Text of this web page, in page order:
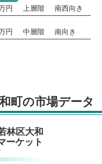
円 上層階 南西向き
円 中層階 南向き
町の市場データ
林区大和
ーケット